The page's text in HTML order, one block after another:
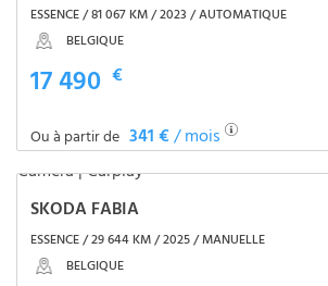
ESSENCE / 81 067 KM / 2023 / AUTOMATIQUE
BELGIQUE
17 490 €
Ou à partir de 341 €/ mois
SKODA FABIA
ESSENCE / 29 644 KM / 2025 / MANUELLE
BELGIQUE